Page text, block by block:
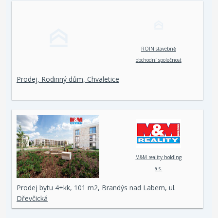
ROIN stavebně
obchodní společnost
Prodej, Rodinný dům, Chvaletice
M&M reality holding
a.s.
Prodej bytu 4+kk, 101 m2, Brandýs nad Labem, ul.
Dřevčická